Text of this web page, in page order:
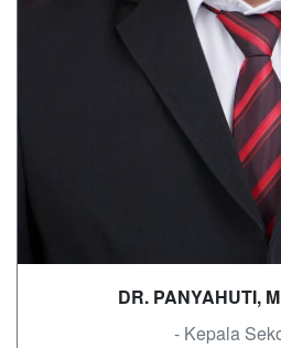
DR. PANYAHUTI,
- Kepala